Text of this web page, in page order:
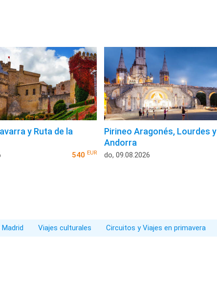
y Ruta de la
540 EUR
Pirineo Aragonés, Lourdes y
Andorra
do, 09.08.2026
Viajes culturales Circuitos y Viajes en primavera